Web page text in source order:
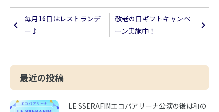
毎月16日はレストランデ
ー♪
敬老の日ギフトキャンペ
ーン実施中！
最近の投稿
LE SSERAFIMエコパアリーナ公演の後は和の